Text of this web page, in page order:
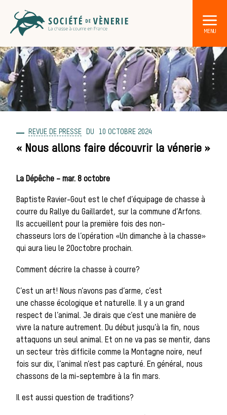
DÉCOUVRIR LA CHASSE À COURRE
Les acteurs de la vènerie
Les animaux
sauvages
Les chiens de
meute
Les chevaux de
chasse
REVUE DE PRESSE 10 OCTOBRE 2024
« Nous allons faire découvrir la vénerie »
La Dépêche – mar. 8 octobre
Baptiste Ravier-Gout est le chef d’équipage de chasse à
courre du Rallye du Gaillardet, sur la commune d’Arfons.
Ils accueillent pour la première fois des non-
chasseurs lors de l’opération «Un dimanche à la chasse»
qui aura lieu le 20octobre prochain.
Comment décrire la chasse à courre?
C’est un art! Nous n’avons pas d’arme, c’est
une chasse écologique et naturelle. Il y a un grand
respect de l’animal. Je dirais que c’est une manière de
vivre la nature autrement. Du début jusqu’à la fin, nous
attaquons un seul animal. Et on ne va pas se mentir, dans
un secteur très difficile comme la Montagne noire, neuf
fois sur dix, l’animal n’est pas capturé. En général, nous
chassons de la mi-septembre à la fin mars.
Il est aussi question de traditions?